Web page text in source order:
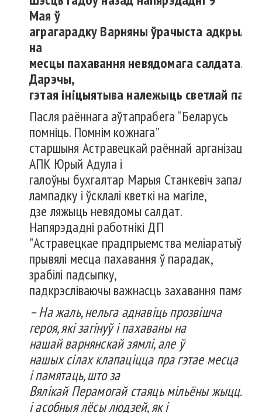
Мая ў
аграгарадкуВарняныўрачыста адкрылі
на
месцы пахавання невядомагасалдата.
Дарэчы,
гэтая ініцыятываналежыць светлай
Пасля раённага аўтапрабега “Беларусь
помніць. Помнім кожнага”
старшыня Астравецкай раённай арганізацыі
АПК Юрый Адула і
галоўны бухгалтар Марыя Станкевіч запалілі
лампадку і ўсклалі кветкі на магіле,
дзе ляжыць невядомы салдат.
Напярэдадні работнікі ДП
"Астравецкае прадпрыемства меліаратыўных
прывялі месца пахавання ў парадак,
зрабілі падсыпку,
падкрэсліваючы важнасць захавання
– На жаль,нельга аднавіцьпрозвішча
героя,якізагінуўіпахаванына
нашайварнянскайзямлі, але ў
нашых сілахклапаціцца прагэтае месца
іпамятаць,штоза
Вялікай Перамогай стаяцьмільёныжыццяў
іасобныялёсылюдзей, як і